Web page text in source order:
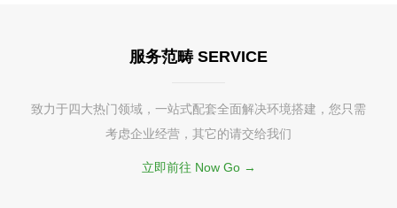
服务范畴 SERVICE
致力于四大热门领域，一站式配套全面解决环境搭建，您只需
考虑企业经营，其它的请交给我们
立即前往 Now Go →